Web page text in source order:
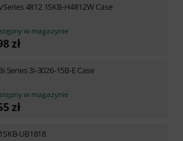
4812 1SKB-H4812W Case
w magazynie
zł
3i Series 3i-3026-15B-E Case
w magazynie
zł
1SKB-UB1818